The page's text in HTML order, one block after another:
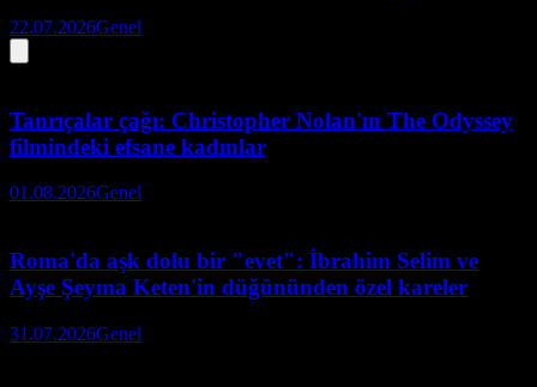
22.07.2026Genel
Tanrıçalar çağı: Christopher Nolan'ın The Odyssey
filmindeki efsane kadınlar
01.08.2026Genel
Roma'da aşk dolu bir "evet": İbrahim Selim ve
Ayşe Şeyma Keten'in düğününden özel kareler
31.07.2026Genel